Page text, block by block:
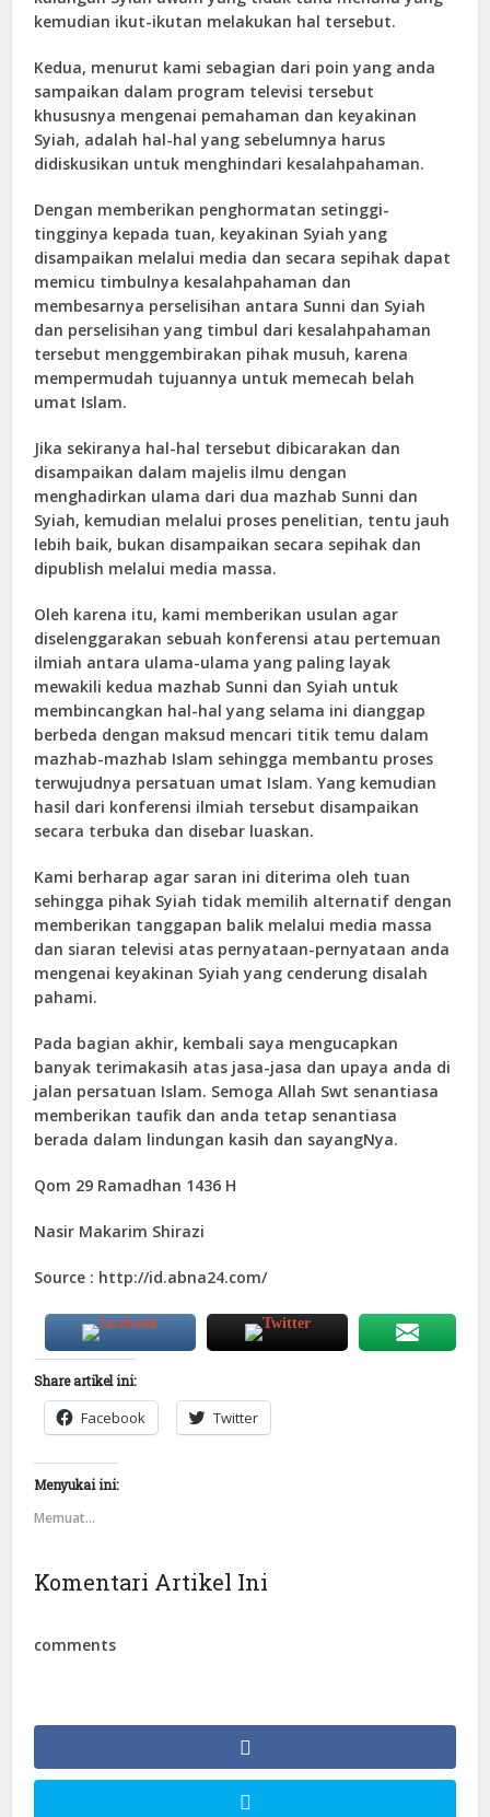
kemudian ikut-ikutan melakukan hal tersebut.
Kedua, menurut kami sebagian dari poin yang anda
sampaikan dalam program televisi tersebut
khususnya mengenai pemahaman dan keyakinan
Syiah, adalah hal-hal yang sebelumnya harus
didiskusikan untuk menghindari kesalahpahaman.
Dengan memberikan penghormatan setinggi-
tingginya kepada tuan, keyakinan Syiah yang
disampaikan melalui media dan secara sepihak dapat
memicu timbulnya kesalahpahaman dan
membesarnya perselisihan antara Sunni dan Syiah
dan perselisihan yang timbul dari kesalahpahaman
tersebut menggembirakan pihak musuh, karena
mempermudah tujuannya untuk memecah belah
umat Islam.
Jika sekiranya hal-hal tersebut dibicarakan dan
disampaikan dalam majelis ilmu dengan
menghadirkan ulama dari dua mazhab Sunni dan
Syiah, kemudian melalui proses penelitian, tentu jauh
lebih baik, bukan disampaikan secara sepihak dan
dipublish melalui media massa.
Oleh karena itu, kami memberikan usulan agar
diselenggarakan sebuah konferensi atau pertemuan
ilmiah antara ulama-ulama yang paling layak
mewakili kedua mazhab Sunni dan Syiah untuk
membincangkan hal-hal yang selama ini dianggap
berbeda dengan maksud mencari titik temu dalam
mazhab-mazhab Islam sehingga membantu proses
terwujudnya persatuan umat Islam. Yang kemudian
hasil dari konferensi ilmiah tersebut disampaikan
secara terbuka dan disebar luaskan.
Kami berharap agar saran ini diterima oleh tuan
sehingga pihak Syiah tidak memilih alternatif dengan
memberikan tanggapan balik melalui media massa
dan siaran televisi atas pernyataan-pernyataan anda
mengenai keyakinan Syiah yang cenderung disalah
pahami.
Pada bagian akhir, kembali saya mengucapkan
banyak terimakasih atas jasa-jasa dan upaya anda di
jalan persatuan Islam. Semoga Allah Swt senantiasa
memberikan taufik dan anda tetap senantiasa
berada dalam lindungan kasih dan sayangNya.
Qom 29 Ramadhan 1436 H
Nasir Makarim Shirazi
Source : http://id.abna24.com/
Share artikel ini:
Facebook Twitter
Menyukai ini:
Memuat...
Komentari Artikel Ini
comments